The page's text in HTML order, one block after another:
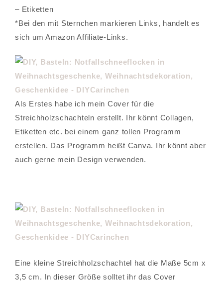
– Etiketten
*Bei den mit Sternchen markieren Links, handelt es
sich um Amazon Affiliate-Links.
Als Erstes habe ich mein Cover für die
Streichholzschachteln erstellt. Ihr könnt Collagen,
Etiketten etc. bei einem ganz tollen Programm
erstellen. Das Programm heißt Canva. Ihr könnt aber
auch gerne mein Design verwenden.
Eine kleine Streichholzschachtel hat die Maße 5cm x
3,5 cm. In dieser Größe solltet ihr das Cover